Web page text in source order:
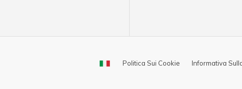
Politica Sui Cookie Informativa